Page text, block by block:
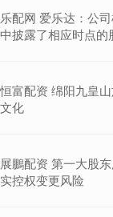
乐配网 爱乐达：公
中披露了相应时点的
恒富配资 绵阳九皇
文化
展鵬配资 第一大股
实控权变更风险